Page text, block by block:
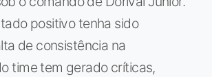
positivo tenha sido
de consistência na
time tem gerado críticas,